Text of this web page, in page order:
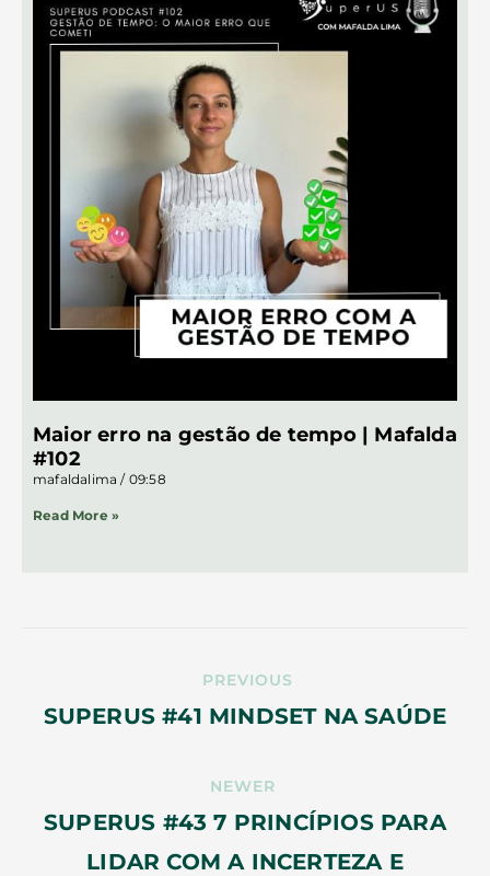
Maior erro na gestão de tempo | Mafalda
#102
mafaldalima 09:58
Read More »
PREVIOUS
SUPERUS #41 MINDSET NA SAÚDE
NEWER
SUPERUS #43 7 PRINCÍPIOS PARA
LIDAR COM A INCERTEZA E